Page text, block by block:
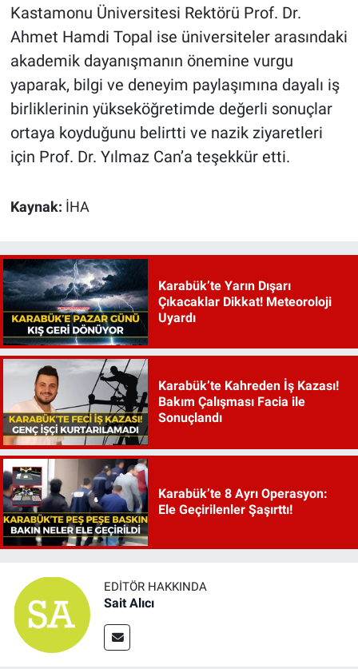
Kastamonu Üniversitesi Rektörü Prof. Dr.
Ahmet Hamdi Topal ise üniversiteler arasındaki
akademik dayanışmanın önemine vurgu
yaparak, bilgi ve deneyim paylaşımına dayalı iş
birliklerinin yükseköğretimde değerli sonuçlar
ortaya koyduğunu belirtti ve nazik ziyaretleri
için Prof. Dr. Yılmaz Can’a teşekkür etti.
Kaynak: İHA
Karabük’te Yarın Dışarı
Çıkacaklar Dikkat! Meteoroloji
Uyardı
Karabük’te Kahreden İş Kazası!
Bakım Çalışması Facia ile
Sonuçlandı
Karabük’te 8 Ayrı Operasyon:
Ele Geçirilenler Şaşırttı!
EDITÖR HAKKINDA
Sait Alıcı